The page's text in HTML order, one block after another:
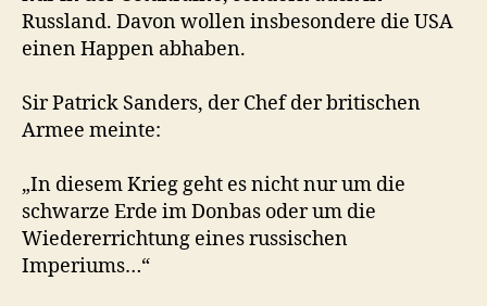
Russland. Davon wollen insbesondere die USA
einen Happen abhaben.
Sir Patrick Sanders, der Chef der britischen
Armee meinte:
„In diesem Krieg geht es nicht nur um die
schwarze Erde im Donbas oder um die
Wiedererrichtung eines russischen
Imperiums…“